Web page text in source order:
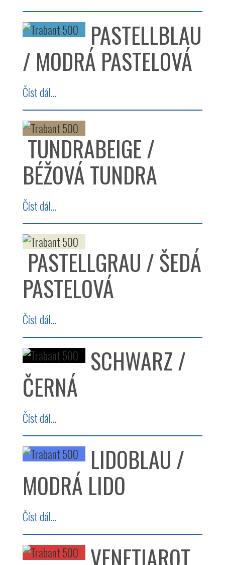
PASTELLBLAU
/ MODRÁ PASTELOVÁ
Číst dál...
TUNDRABEIGE /
BÉŽOVÁ TUNDRA
Číst dál...
PASTELLGRAU / ŠEDÁ
PASTELOVÁ
Číst dál...
SCHWARZ /
ČERNÁ
Číst dál...
LIDOBLAU /
MODRÁ LIDO
Číst dál...
VENETIAROT